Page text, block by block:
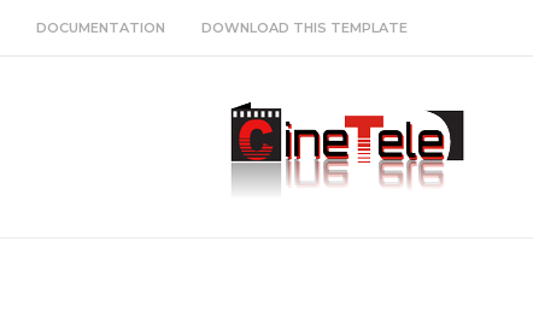
DOCUMENTATION DOWNLOAD THIS TEMPLATE